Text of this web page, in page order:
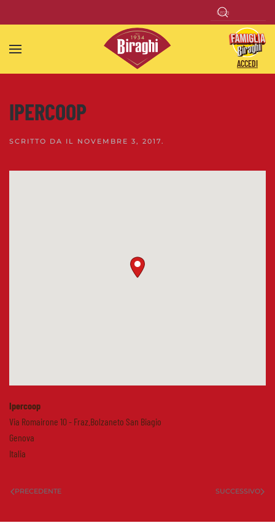
Skip to main content
ACCEDI
IPERCOOP
SCRITTO DA IL NOVEMBRE 3, 2017.
Ipercoop
Via Romairone 10 - Fraz.Bolzaneto San Biagio
Genova
Italia
PRECEDENTE SUCCESSIVO